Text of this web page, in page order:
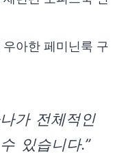
아한 페미닌룩 구
가 전체적인
있습니다.”